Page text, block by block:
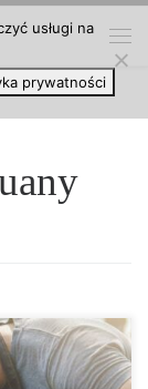
usługi na
prywatności